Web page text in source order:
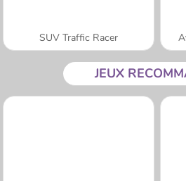
SUV Traffic Racer
JEUX